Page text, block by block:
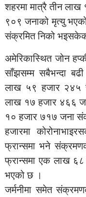
शहरमा मात्रै तीन
९०९ जनाको मृत्यु
संक्रमित निको
अमेरिकास्थित जोन
साँझसम्म सबैभन्दा
लाख ५९ हजार २४५
लाख १७ हजार ४६६
१० हजार ७१७ जना
हजारमा
फ्रान्समा भने
फ्रान्समा एक लाख
भएको छ ।
जर्मनीमा समेत